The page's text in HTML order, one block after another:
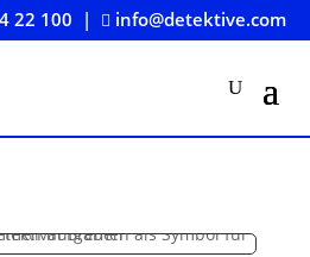
22 100 |  info@detektive.com